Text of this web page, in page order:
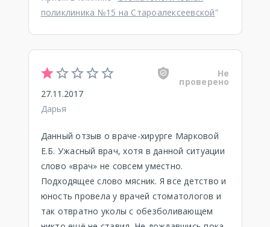
поликлиника №15 на Староалексеевской”
Не
проверено
27.11.2017
Дарья
Данный отзыв о враче-хирурге Марковой
Е.Б. Ужасный врач, хотя в данной ситуации
слово «врач» не совсем уместно.
Подходящее слово мясник. Я все детство и
юность провела у врачей стоматологов и
так отвратно уколы с обезболивающем